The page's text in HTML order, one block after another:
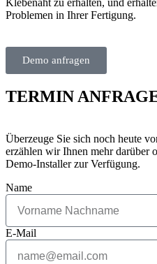
Klebenaht zu erhalten, und
Problemen in Ihrer Fertigung.
Demo anfragen
TERMIN
Überzeuge Sie sich noch heute
erzählen wir Ihnen mehr darüber
Demo-Installer zur Verfügung.
Name
E-Mail